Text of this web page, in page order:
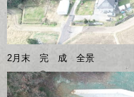
2月末 完 成 全景